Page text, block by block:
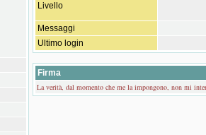
Livello
Messaggi
Ultimo login
Firma
La verità, dal momento che me la impongono, non mi